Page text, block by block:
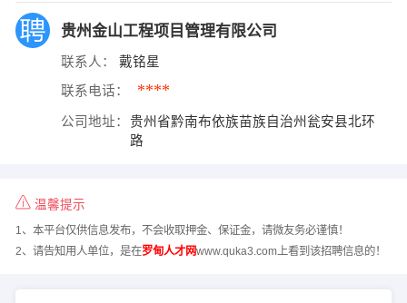
贵州金山工程项目管理有限公司
联系人： 戴铭星
联系电话： ****
公司地址：
贵州省黔南布依族苗族自治州瓮安县北环
路
温馨提示
1、本平台仅供信息发布，不会收取押金、保证金，请微友务必谨慎！
2、请告知用人单位，是在罗甸人才网www.quka3.com上看到该招聘信息的！